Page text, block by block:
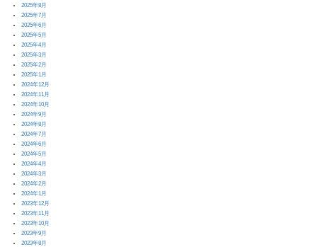
2025年8月
2025年7月
2025年6月
2025年5月
2025年4月
2025年3月
2025年2月
2025年1月
2024年12月
2024年11月
2024年10月
2024年9月
2024年8月
2024年7月
2024年6月
2024年5月
2024年4月
2024年3月
2024年2月
2024年1月
2023年12月
2023年11月
2023年10月
2023年9月
2023年8月